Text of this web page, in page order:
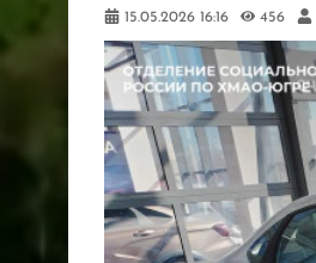
15.05.2026 16:16 456